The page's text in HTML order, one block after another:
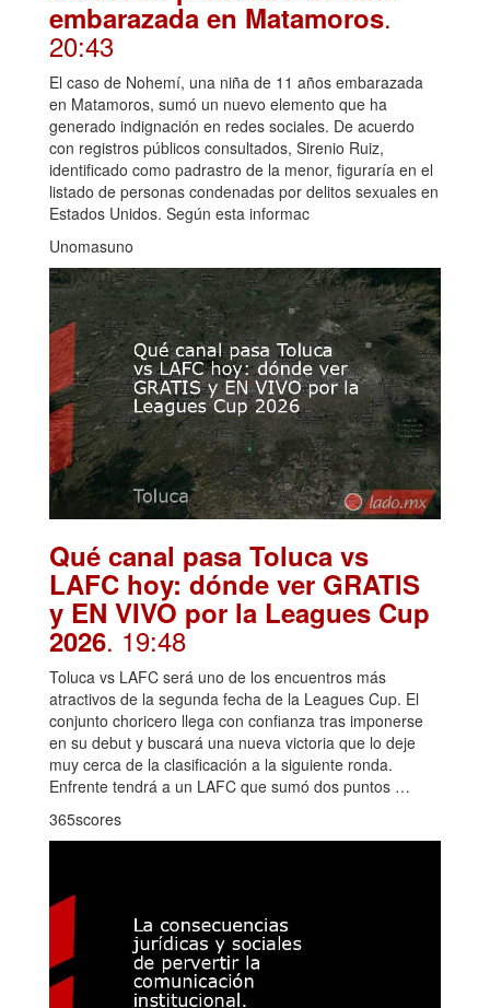
embarazada en Matamoros.
20:43
El caso de Nohemí, una niña de 11 años embarazada
en Matamoros, sumó un nuevo elemento que ha
generado indignación en redes sociales. De acuerdo
con registros públicos consultados, Sirenio Ruiz,
identificado como padrastro de la menor, figuraría en el
listado de personas condenadas por delitos sexuales en
Estados Unidos. Según esta informac
Unomasuno
Qué canal pasa Toluca vs
LAFC hoy: dónde ver GRATIS
y EN VIVO por la Leagues Cup
2026. 19:48
Toluca vs LAFC será uno de los encuentros más
atractivos de la segunda fecha de la Leagues Cup. El
conjunto choricero llega con confianza tras imponerse
en su debut y buscará una nueva victoria que lo deje
muy cerca de la clasificación a la siguiente ronda.
Enfrente tendrá a un LAFC que sumó dos puntos …
365scores